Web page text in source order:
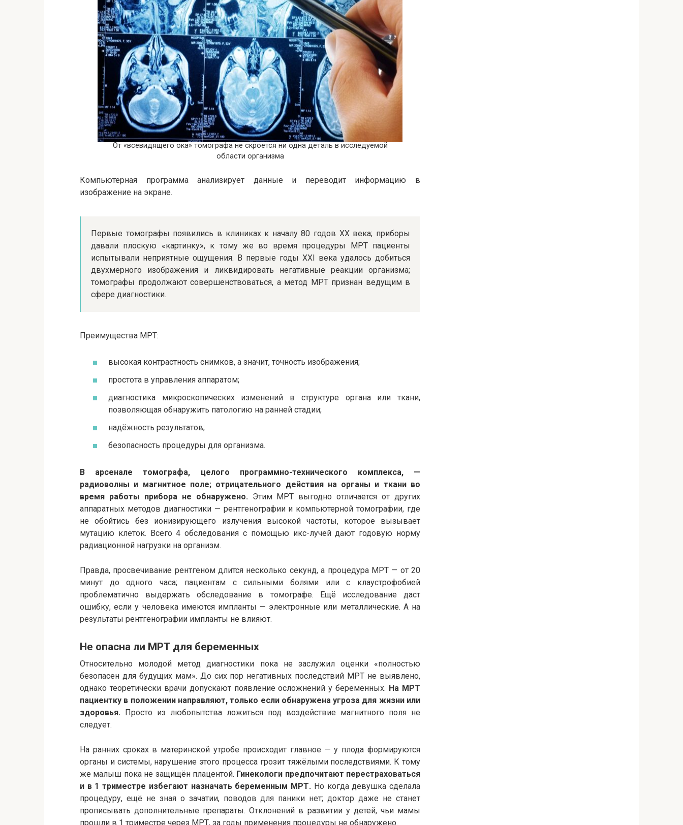
От «всевидящего ока» томографа не скроется ни одна деталь в исследуемой
области организма
Компьютерная программа анализирует данные и переводит информацию в
изображение на экране.
Первые томографы появились в клиниках к началу 80 годов XX века; приборы
давали плоскую «картинку», к тому же во время процедуры МРТ пациенты
испытывали неприятные ощущения. В первые годы XXI века удалось добиться
двухмерного изображения и ликвидировать негативные реакции организма;
томографы продолжают совершенствоваться, а метод МРТ признан ведущим в
сфере диагностики.
Преимущества МРТ:
высокая контрастность снимков, а значит, точность изображения;
простота в управления аппаратом;
диагностика микроскопических изменений в структуре органа или ткани,
позволяющая обнаружить патологию на ранней стадии;
надёжность результатов;
безопасность процедуры для организма.
В арсенале томографа, целого программно-технического комплекса, —
радиоволны и магнитное поле; отрицательного действия на органы и ткани во
время работы прибора не обнаружено.Этим МРТ выгодно отличается от других
аппаратных методов диагностики — рентгенографии и компьютерной томографии, где
не обойтись без ионизирующего излучения высокой частоты, которое вызывает
мутацию клеток. Всего 4 обследования с помощью икс-лучей дают годовую норму
радиационной нагрузки на организм.
Правда, просвечивание рентгеном длится несколько секунд, а процедура МРТ — от 20
минут до одного часа; пациентам с сильными болями или с клаустрофобией
проблематично выдержать обследование в томографе. Ещё исследование даст
ошибку, если у человека имеются импланты — электронные или металлические. А на
результаты рентгенографии импланты не влияют.
Не опасна ли МРТ для беременных
Относительно молодой метод диагностики пока не заслужил оценки «полностью
безопасен для будущих мам». До сих пор негативных последствий МРТ не выявлено,
однако теоретически врачи допускают появление осложнений у беременных. На МРТ
пациентку в положении направляют, только если обнаружена угроза для жизни или
здоровья. Просто из любопытства ложиться под воздействие магнитного поля не
следует.
На ранних сроках в материнской утробе происходит главное — у плода формируются
органы и системы, нарушение этого процесса грозит тяжёлыми последствиями. К тому
же малыш пока не защищён плацентой. Гинекологи предпочитают перестраховаться
и в 1 триместре избегают назначать беременным МРТ. Но когда девушка сделала
процедуру, ещё не зная о зачатии, поводов для паники нет; доктор даже не станет
прописывать дополнительные препараты. Отклонений в развитии у детей, чьи мамы
прошли в 1 триместре через МРТ, за годы применения процедуры не обнаружено.